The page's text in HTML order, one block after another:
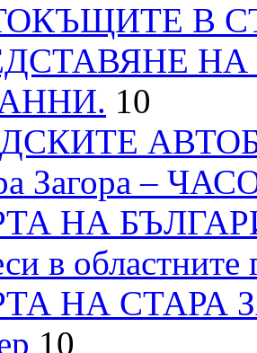
В
10
Загора –
НА
в областните
НА СТАРА
10